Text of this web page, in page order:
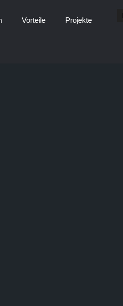
Vorteile Projekte